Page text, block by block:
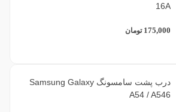
16A
175,000 تومان
درب پشت سامسونگ Samsung Galaxy
A54 / A546